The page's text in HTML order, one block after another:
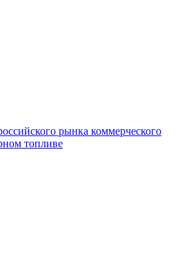
рынка коммерческого
топливе